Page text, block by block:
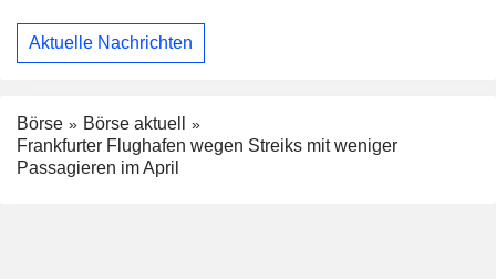
Aktuelle Nachrichten
Börse
Börse aktuell
Frankfurter Flughafen wegen Streiks mit weniger
Passagieren im April